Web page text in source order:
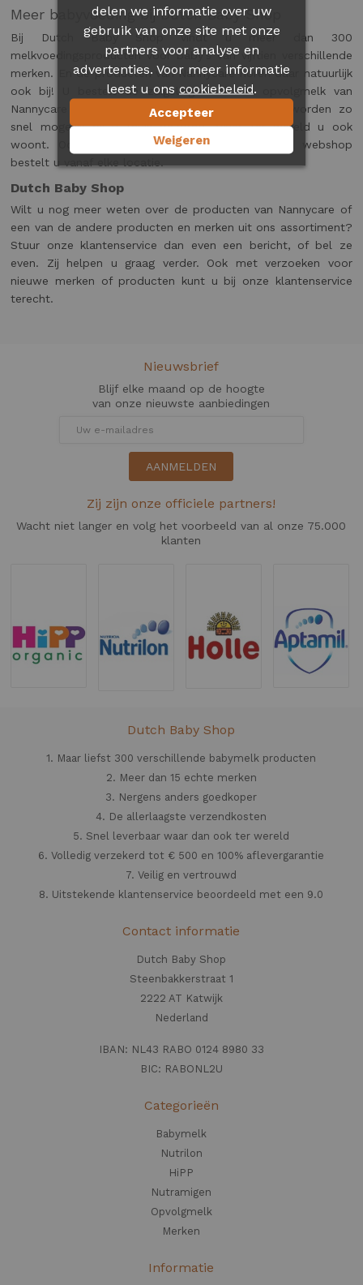
Meer babyvoeding bij Dutch Baby Shop
Bij Dutch Baby Shop vindt u meer dan 300
melkvoedingsproducten voor baby’s van vijftien verschillende
merken. En de producten van Nannycare horen daar natuurlijk
ook bij! U bestelt de zuigelingenmelk en opvolgmelk van
Nannycare eenvoudig via onze webshop en ze worden zo
snel mogelijk bij u thuis bezorgd. Waar ter wereld u ook
woont. Ook de andere babyproducten in onze webshop
bestelt u vanaf elke locatie.
Dutch Baby Shop
Wilt u nog meer weten over de producten van Nannycare of
een van de andere producten en merken uit ons assortiment?
Stuur onze klantenservice dan even een bericht, of bel ze
even. Zij helpen u graag verder. Ook met verzoeken voor
nieuwe merken of producten kunt u bij onze klantenservice
terecht.
Nieuwsbrief
Blijf elke maand op de hoogte
van onze nieuwste aanbiedingen
AANMELDEN
Zij zijn onze officiele partners!
Wacht niet langer en volg het voorbeeld van al onze 75.000
klanten
Dutch Baby Shop
1. Maar liefst 300 verschillende babymelk producten
2. Meer dan 15 echte merken
3. Nergens anders goedkoper
4. De allerlaagste verzendkosten
5. Snel leverbaar waar dan ook ter wereld
6. Volledig verzekerd tot € 500 en 100% aflevergarantie
7. Veilig en vertrouwd
8. Uitstekende klantenservice beoordeeld met een 9.0
Contact informatie
Dutch Baby Shop
Steenbakkerstraat 1
2222 AT Katwijk
Nederland
IBAN: NL43 RABO 0124 8980 33
BIC: RABONL2U
Categorieën
Babymelk
Nutrilon
HiPP
Nutramigen
Opvolgmelk
Merken
Informatie
delen we informatie over uw
gebruik van onze site met onze
partners voor analyse en
advertenties. Voor meer informatie
leest u ons cookiebeleid.
Accepteer
Weigeren